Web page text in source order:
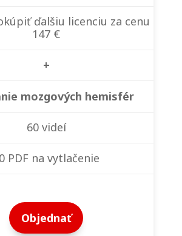
ďalšiu licenciu za cenu
147 €
+
mozgových hemisfér
60 videí
PDF na vytlačenie
Objednať